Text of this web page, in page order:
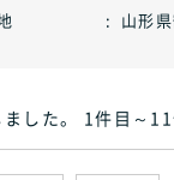
山形
ました。 1件目～